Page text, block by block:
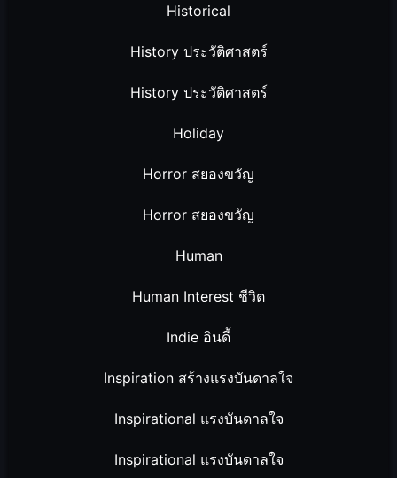
Historical
History ประวัติศาสตร์
History ประวัติศาสตร์
Holiday
Horror สยองขวัญ
Horror สยองขวัญ
Human
Human Interest ชีวิต
Indie อินดี้
Inspiration สร้างแรงบันดาลใจ
Inspirational แรงบันดาลใจ
Inspirational แรงบันดาลใจ